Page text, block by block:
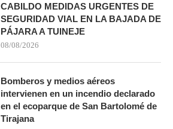
CABILDO MEDIDAS URGENTES DE
SEGURIDAD VIAL EN LA BAJADA DE
PÁJARA A TUINEJE
08/08/2026
Bomberos y medios aéreos
intervienen en un incendio declarado
en el ecoparque de San Bartolomé de
Tirajana